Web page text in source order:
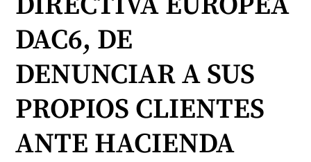
Blog und Nachrichten
Wie können wir Ihnen helfen?
DAC6, DE
DENUNCIAR A SUS
PROPIOS CLIENTES
ANTE HACIENDA